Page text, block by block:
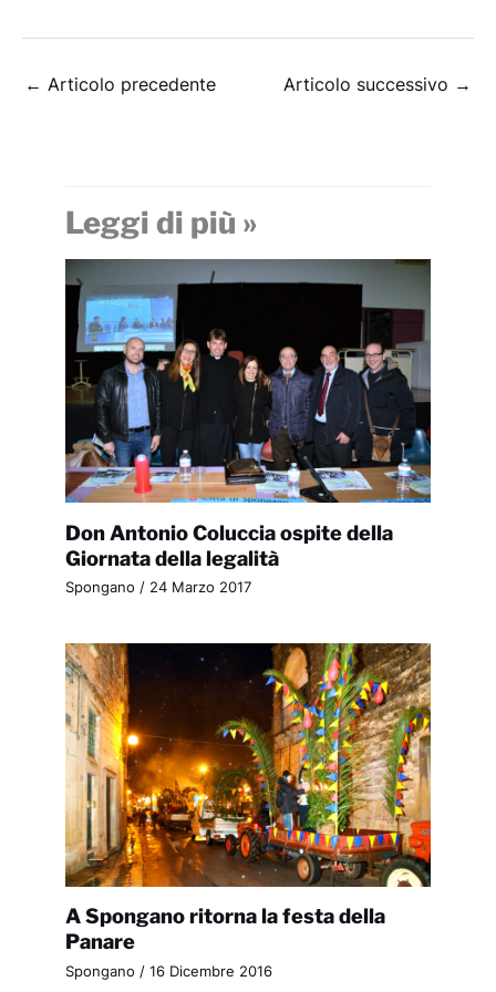
← Articolo precedente Articolo successivo →
Leggi di più »
Don Antonio Coluccia ospite della
Giornata della legalità
Spongano / 24 Marzo 2017
A Spongano ritorna la festa della
Panare
Spongano / 16 Dicembre 2016